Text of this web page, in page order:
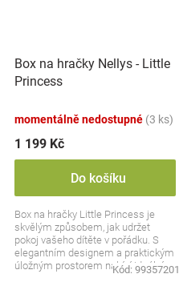
Box na hračky Nellys - Little
Princess
momentálně nedostupné (3 ks)
1 199 Kč
Do košíku
Box na hračky Little Princess je
skvělým způsobem, jak udržet
pokoj vašeho dítěte v pořádku. S
elegantním designem a praktickým
úložným prostorem nabízí ideální
Kód: 99357201